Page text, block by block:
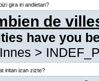
gira iri andietan?
de
have you
Innes >
iritan izan zizte?